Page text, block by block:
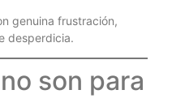
genuina frustración,
desperdicia.
son para